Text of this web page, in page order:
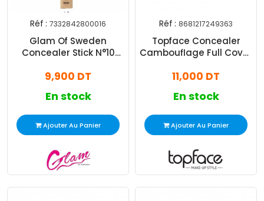
Réf : 7332842800016
Glam Of Sweden
Concealer Stick N°10
9,900 DT
En stock
Ajouter Au Panier
Réf : 8681217249363
Topface Concealer
Cambouflage Full Cover
11,000 DT
En stock
Ajouter Au Panier